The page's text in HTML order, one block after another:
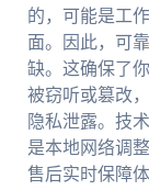
的，可能是工
面。因此，可
缺。这确保了
被窃听或篡改
隐私泄露。技
是本地网络调
售后实时保障